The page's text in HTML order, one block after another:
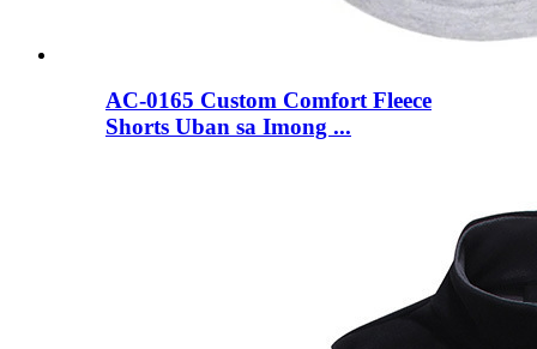
AC-0165 Custom Comfort Fleece
Shorts Uban sa Imong ...